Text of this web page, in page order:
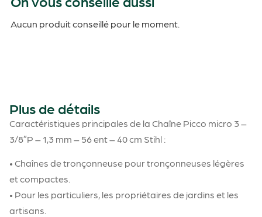
Aucun produit conseillé pour le moment.
Plus de détails
Caractéristiques principales de la Chaîne Picco micro 3 –
3/8″P – 1,3 mm – 56 ent – 40 cm Stihl :
• Chaînes de tronçonneuse pour tronçonneuses légères
et compactes.
• Pour les particuliers, les propriétaires de jardins et les
artisans.